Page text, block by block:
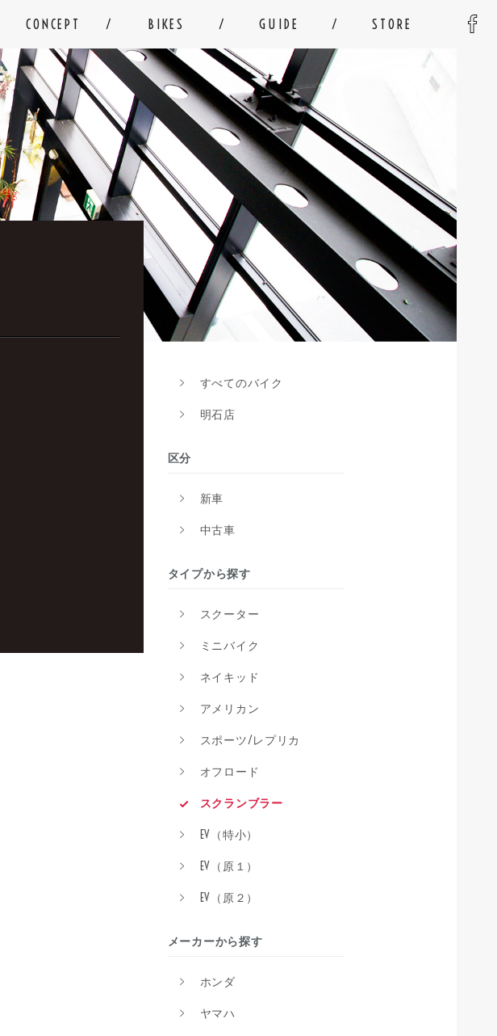
CONCEPT BIKES GUIDE STORE
すべてのバイク
明石店
区分
新車
中古車
タイプから探す
スクーター
ミニバイク
ネイキッド
アメリカン
スポーツ/レプリカ
オフロード
スクランブラー
EV（特小）
EV（原１）
EV（原２）
メーカーから探す
ホンダ
ヤマハ